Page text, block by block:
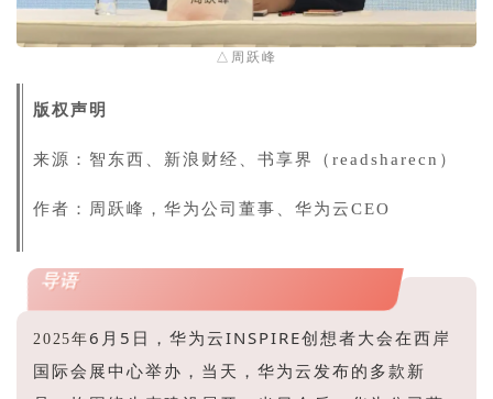
△周跃峰
版权声明
来源：智东西、新浪财经、书享界（readsharecn）
作者： 周跃峰 ，华为公司董事、华为云CEO
导语
2025年6月5日，华为云INSPIRE创想者大会在西岸
国际会展中心举办，当天，华为云发布的多款新